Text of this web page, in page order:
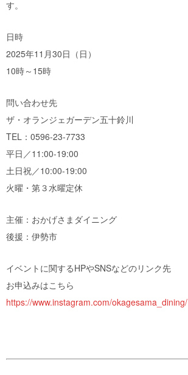
す。
日時
2025年11月30日（日）
10時～15時
問い合わせ先
ザ・オランジェガーデン五十鈴川
TEL：0596-23-7733
平日／11:00-19:00
土日祝／10:00-19:00
火曜・第３水曜定休
主催：おかげさまダイニング
後援：伊勢市
イベントに関するHPやSNSなどのリンク先
お申込みはこちら
https://www.instagram.com/okagesama_dining/